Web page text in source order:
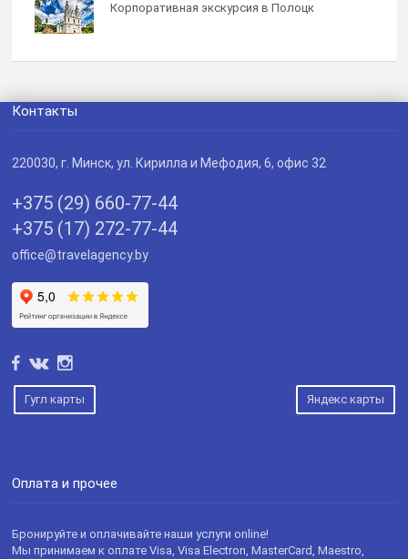
Корпоративная экскурсия в Полоцк
Контакты
220030, г. Минск, ул. Кирилла и Мефодия, 6, офис 32
+375 (29) 660-77-44
+375 (17) 272-77-44
office@travelagency.by
Гугл карты Яндекс карты
Оплата и прочее
Бронируйте и оплачивайте наши услуги online!
Мы принимаем к оплате Visa, Visa Electron, MasterCard, Maestro,